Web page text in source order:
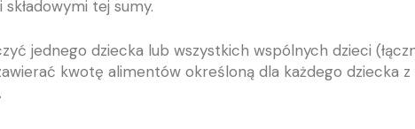
tej sumy.
jednego dziecka lub wszystkich wspólnych dzieci
kwotę alimentów określoną dla każdego dziecka z